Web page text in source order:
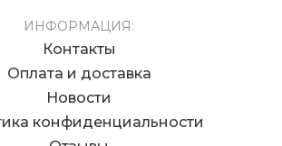
ИНФОРМАЦИЯ:
Контакты
Оплата и доставка
Новости
конфиденциальности